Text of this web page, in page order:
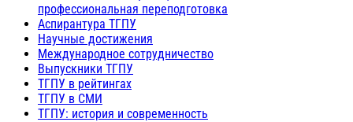
профессиональная переподготовка
Аспирантура ТГПУ
Научные достижения
Международное сотрудничество
Выпускники ТГПУ
ТГПУ в рейтингах
ТГПУ в СМИ
ТГПУ: история и современность